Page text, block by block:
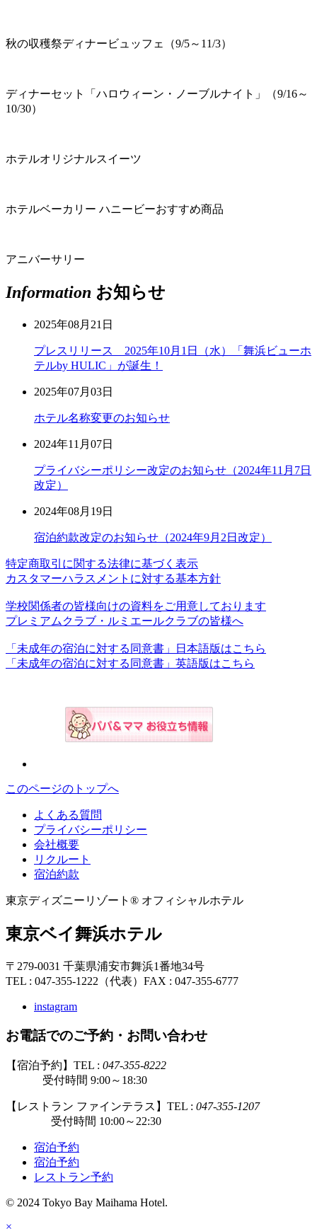
秋の収穫祭ディナービュッフェ（9/5～11/3）
ディナーセット「ハロウィーン・ノーブルナイト」（9/16～
10/30）
ホテルオリジナルスイーツ
ホテルベーカリー ハニービーおすすめ商品
アニバーサリー
Information お知らせ
2025年08月21日
プレスリリース 2025年10月1日（水）「舞浜ビューホ
テルby HULIC」が誕生！
2025年07月03日
ホテル名称変更のお知らせ
2024年11月07日
プライバシーポリシー改定のお知らせ（2024年11月7日
改定）
2024年08月19日
宿泊約款改定のお知らせ（2024年9月2日改定）
特定商取引に関する法律に基づく表示
カスタマーハラスメントに対する基本方針
学校関係者の皆様向けの資料をご用意しております
プレミアムクラブ・ルミエールクラブの皆様へ
「未成年の宿泊に対する同意書」日本語版はこちら
「未成年の宿泊に対する同意書」英語版はこちら
このページのトップへ
よくある質問
プライバシーポリシー
会社概要
リクルート
宿泊約款
東京ディズニーリゾート® オフィシャルホテル
東京ベイ舞浜ホテル
〒279-0031 千葉県浦安市舞浜1番地34号
TEL : 047-355-1222（代表） FAX : 047-355-6777
instagram
お電話でのご予約・お問い合わせ
【宿泊予約】TEL : 047-355-8222
受付時間 9:00～18:30
【レストラン ファインテラス】TEL : 047-355-1207
受付時間 10:00～22:30
宿泊予約
宿泊予約
レストラン予約
© 2024 Tokyo Bay Maihama Hotel.
×